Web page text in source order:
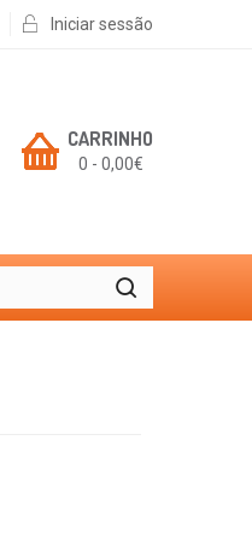
Iniciar sessão
CARRINHO
0 - 0,00€